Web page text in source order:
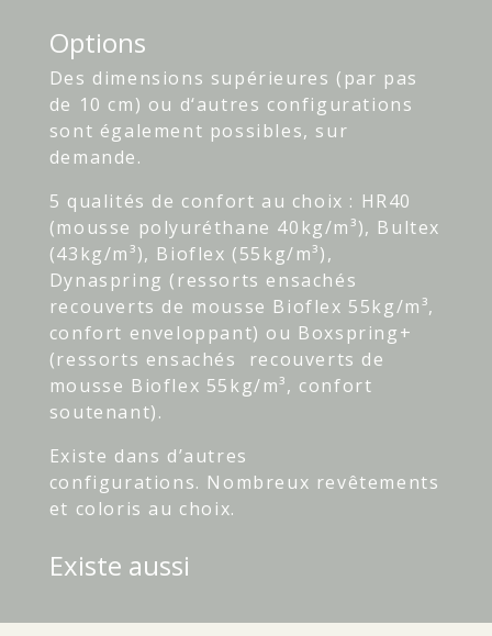
Options
Des dimensions supérieures (par pas
de 10 cm) ou d‘autres configurations
sont également possibles, sur
demande.
5 qualités de confort au choix : HR40
(mousse polyuréthane 40kg/m³), Bultex
(43kg/m³), Bioflex (55kg/m³),
Dynaspring (ressorts ensachés
recouverts de mousse Bioflex 55kg/m³,
confort enveloppant) ou Boxspring+
(ressorts ensachés recouverts de
mousse Bioflex 55kg/m³, confort
soutenant).
Existe dans d’autres
configurations. Nombreux revêtements
et coloris au choix.
Existe aussi